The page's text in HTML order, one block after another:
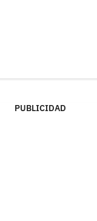
PUBLICIDAD